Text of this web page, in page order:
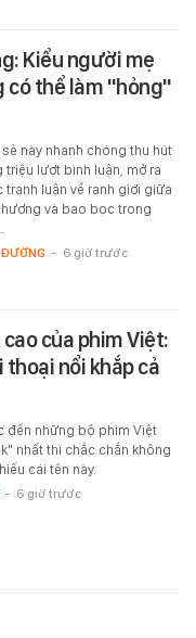
Kiểu người mẹ
có thể làm "hỏng"
sẻ này nhanh chóng thu hút
triệu lượt bình luận, mở ra
tranh luận về ranh giới giữa
và bao bọc trong
- 6 giờ trước
của phim Việt:
thoại nổi khắp cả
đến những bộ phim Việt
nhất thì chắc chắn không
cái tên này.
- 6 giờ trước